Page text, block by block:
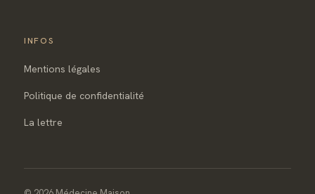
INFOS
Mentions légales
Politique de confidentialité
La lettre